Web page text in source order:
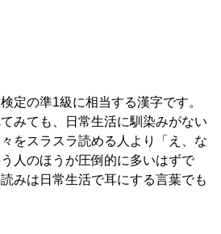
定の準1級に相当する漢字です。
みても、日常生活に馴染みがない
をスラスラ読める人より「え、な
人のほうが圧倒的に多いはずで
みは日常生活で耳にする言葉でも